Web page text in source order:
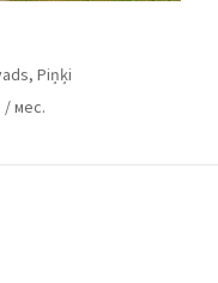
Piņķi
/ мес.